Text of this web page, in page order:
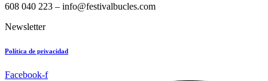
608 040 223 – info@festivalbucles.com
Newsletter
Política de privacidad
Facebook-f